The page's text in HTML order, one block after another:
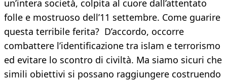
un’intera società, colpita al cuore dall’attentato
folle e mostruoso dell’11 settembre. Come guarire
questa terribile ferita? D’accordo, occorre
combattere l’identificazione tra islam e terrorismo
ed evitare lo scontro di civiltà. Ma siamo sicuri che
simili obiettivi si possano raggiungere costruendo